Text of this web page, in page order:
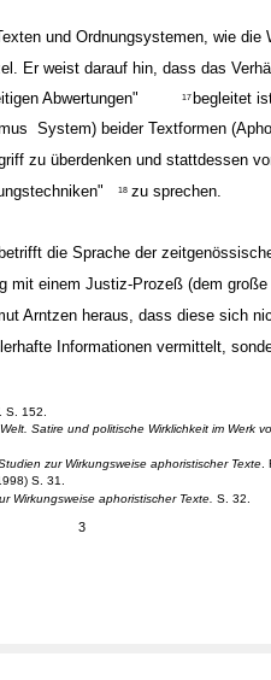
3
und Ordnungsystemen, wie die
Er weist darauf hin, dass das
Abwertungen"
17begleitet
System) beider Textformen
zu überdenken und stattdessen
18 zu sprechen.
betrifft die Sprache der
mit einem Justiz-Prozeß (dem
Arntzen heraus, dass diese sich
Informationen vermittelt,
. S. 152.
Satire und politische Wirklichkeit im Werk
zur Wirkungsweise aphoristischer Texte
S. 31.
Wirkungsweise aphoristischer Texte.S. 32.